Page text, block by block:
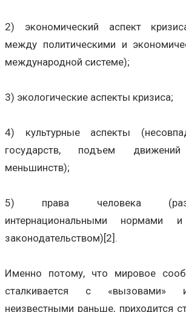
2) экономический аспект
между политическими и
международной системе);
3) экологические аспекты кризиса;
4) культурные аспекты
государств, подъем движений
меньшинств);
5) права человека
интернациональными нормами
законодательством)[2].
Именно потому, что мировое
сталкивается с «вызовами»
неизвестными раньше, приходится